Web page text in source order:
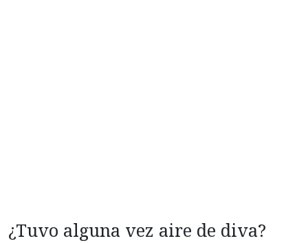
¿Tuvo alguna vez aire de diva?